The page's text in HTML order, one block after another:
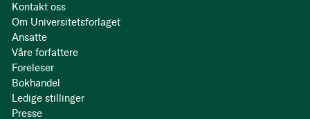
Kontakt oss
Om Universitetsforlaget
Ansatte
Våre forfattere
Foreleser
Bokhandel
Ledige stillinger
Presse